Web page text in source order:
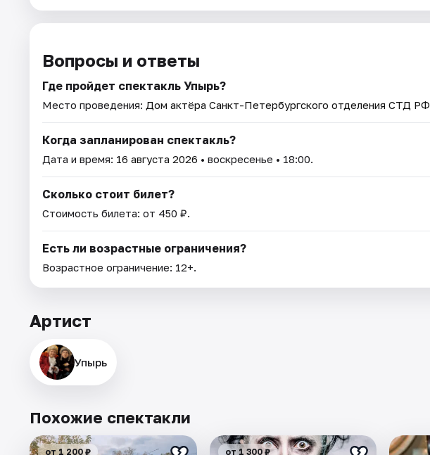
Вопросы и ответы
Где пройдет спектакль Упырь?
Место проведения: Дом актёра Санкт-Петербургского отделения СТД РФ
Когда запланирован спектакль?
Дата и время: 16 августа 2026 • воскресенье • 18:00.
Сколько стоит билет?
Стоимость билета: от 450 ₽.
Есть ли возрастные ограничения?
Возрастное ограничение: 12+.
Артист
Упырь
Похожие спектакли
от 1 200 ₽ от 1 300 ₽